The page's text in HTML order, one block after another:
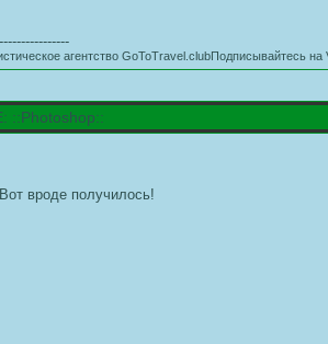
агентство GoToTravel.clubПодписывайтесь на
::Photoshop::
Вот вроде получилось!